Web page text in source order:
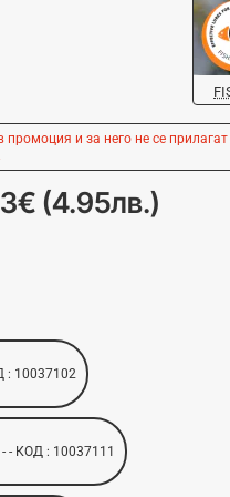
промоция и за него не се прилагат
(4.95лв.)
: 10037102
- КОД : 10037111